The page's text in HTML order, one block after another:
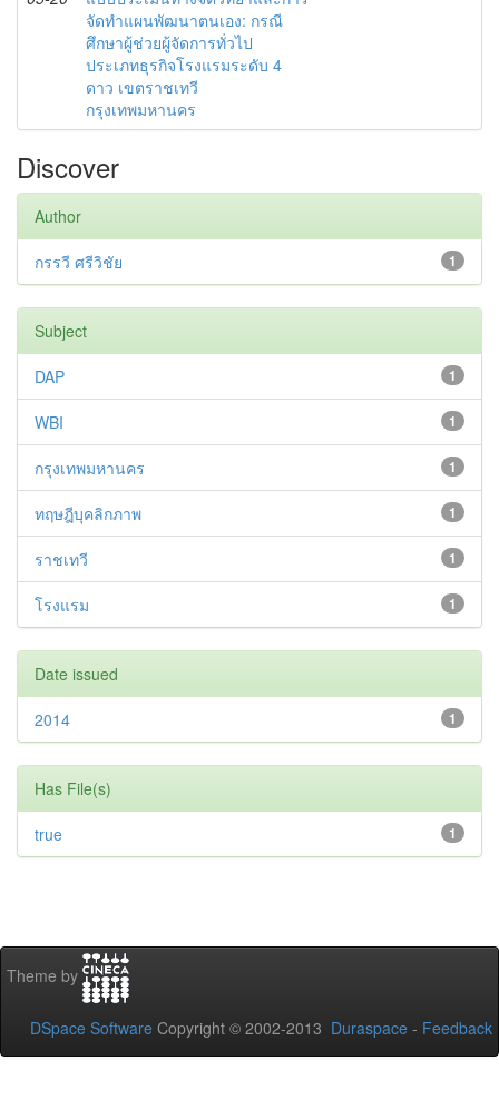
จัดทำแผนพัฒนาตนเอง: กรณี
ศึกษาผู้ช่วยผู้จัดการทั่วไป
ประเภทธุรกิจโรงแรมระดับ 4
ดาว เขตราชเทวี
กรุงเทพมหานคร
Discover
Author
1
กรรวี ศรีวิชัย
Subject
1
DAP
1
WBI
1
กรุงเทพมหานคร
1
ทฤษฎีบุคลิกภาพ
1
ราชเทวี
1
โรงแรม
Date issued
1
2014
Has File(s)
1
true
Theme by
DSpace Software Copyright © 2002-2013 Duraspace - Feedback